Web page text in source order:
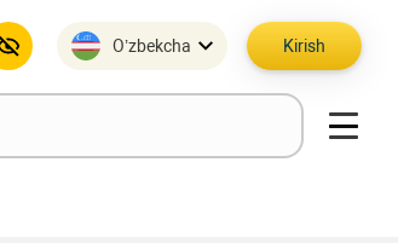
O’zbekcha Kirish